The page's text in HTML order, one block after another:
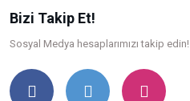
Bizi Takip Et!
Sosyal Medya hesaplarımızı takip edin!